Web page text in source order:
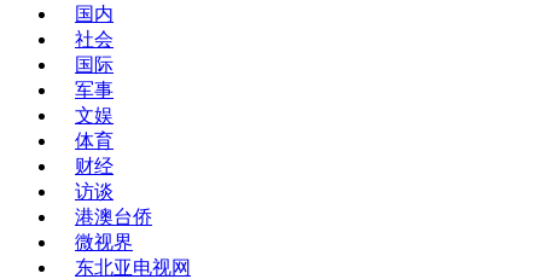
国内
社会
国际
军事
文娱
体育
财经
访谈
港澳台侨
微视界
东北亚电视网